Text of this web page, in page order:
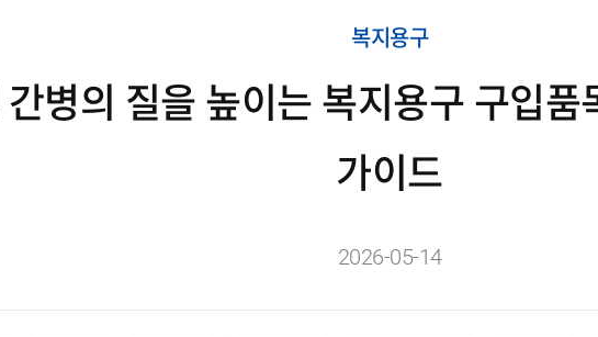
복지용구
병의 질을 높이는 복지용구 구입품
가이드
2026-05-14